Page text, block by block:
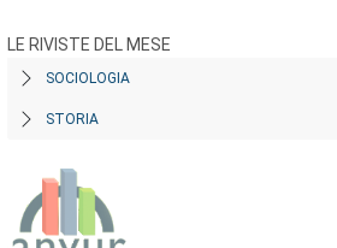
LE RIVISTE DEL MESE
SOCIOLOGIA
STORIA